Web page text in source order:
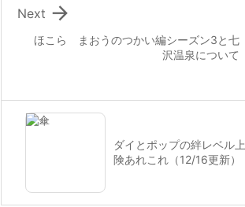
ほこら まおうのつかい編シーズン3と七
沢温泉について

Next
ダイとポップの絆レベル
険あれこれ（12/16更新）